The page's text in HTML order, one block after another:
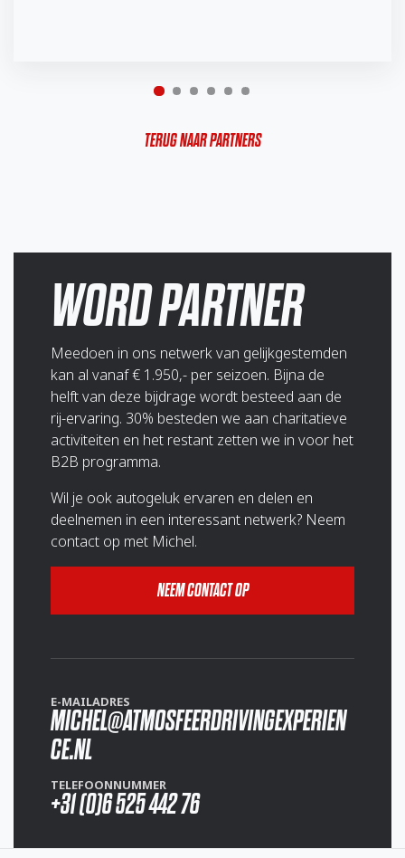
TERUG NAAR PARTNERS
WORD PARTNER
Meedoen in ons netwerk van gelijkgestemden
kan al vanaf € 1.950,- per seizoen. Bijna de
helft van deze bijdrage wordt besteed aan de
rij-ervaring. 30% besteden we aan charitatieve
activiteiten en het restant zetten we in voor het
B2B programma.
Wil je ook autogeluk ervaren en delen en
deelnemen in een interessant netwerk? Neem
contact op met Michel.
NEEM CONTACT OP
E-MAILADRES
MICHEL@ATMOSFEERDRIVINGEXPERIEN
CE.NL
TELEFOONNUMMER
+31 (0)6 525 442 76